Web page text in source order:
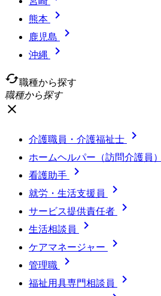
熊本 
鹿児島 
沖縄

cached職種から探す
職種から探す
close
介護職員・介護福祉士 
ホームヘルパー（訪問介護員）
看護助手 
就労・生活支援員 
サービス提供責任者 
生活相談員 
ケアマネージャー 
管理職 
福祉用具専門相談員 